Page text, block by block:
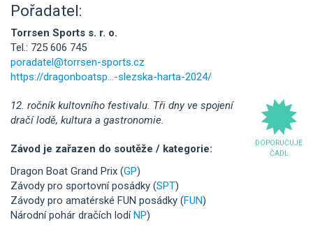
Pořadatel:
Torrsen Sports s. r. o.
Tel.: 725 606 745
poradatel@torrsen-sports.cz
https://dragonboatsp...-slezska-harta-2024/
DOPORUČUJE
ČADL
12. ročník kultovního festivalu. Tři dny ve spojení
dračí lodě, kultura a gastronomie.
Závod je zařazen do soutěže / kategorie:
Dragon Boat Grand Prix (GP)
Závody pro sportovní posádky (SPT)
Závody pro amatérské FUN posádky (FUN)
Národní pohár dračích lodíNP)